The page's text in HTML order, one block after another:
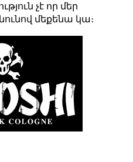
չէ որ մեր
մեքենա կա։